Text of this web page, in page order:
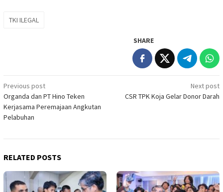
TKI ILEGAL
SHARE
Post
navigation
Previous post
Organda dan PT Hino Teken
Kerjasama Peremajaan Angkutan
Pelabuhan
Next post
CSR TPK Koja Gelar Donor Darah
RELATED POSTS